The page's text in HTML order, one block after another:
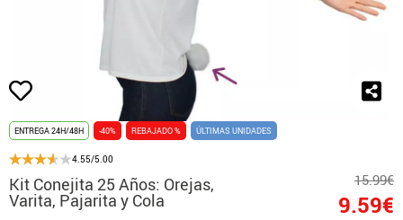
ENTREGA 24H/48H -40% REBAJADO % ÚLTIMAS UNIDADES
4.55/5.00
Kit Conejita 25 Años: Orejas,
Varita, Pajarita y Cola
15.99€
9.59€